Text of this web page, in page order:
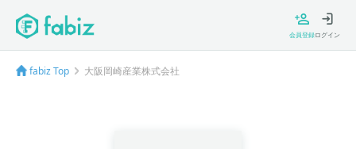
会員登録ログイン
fabiz Top 大阪岡崎産業株式会社